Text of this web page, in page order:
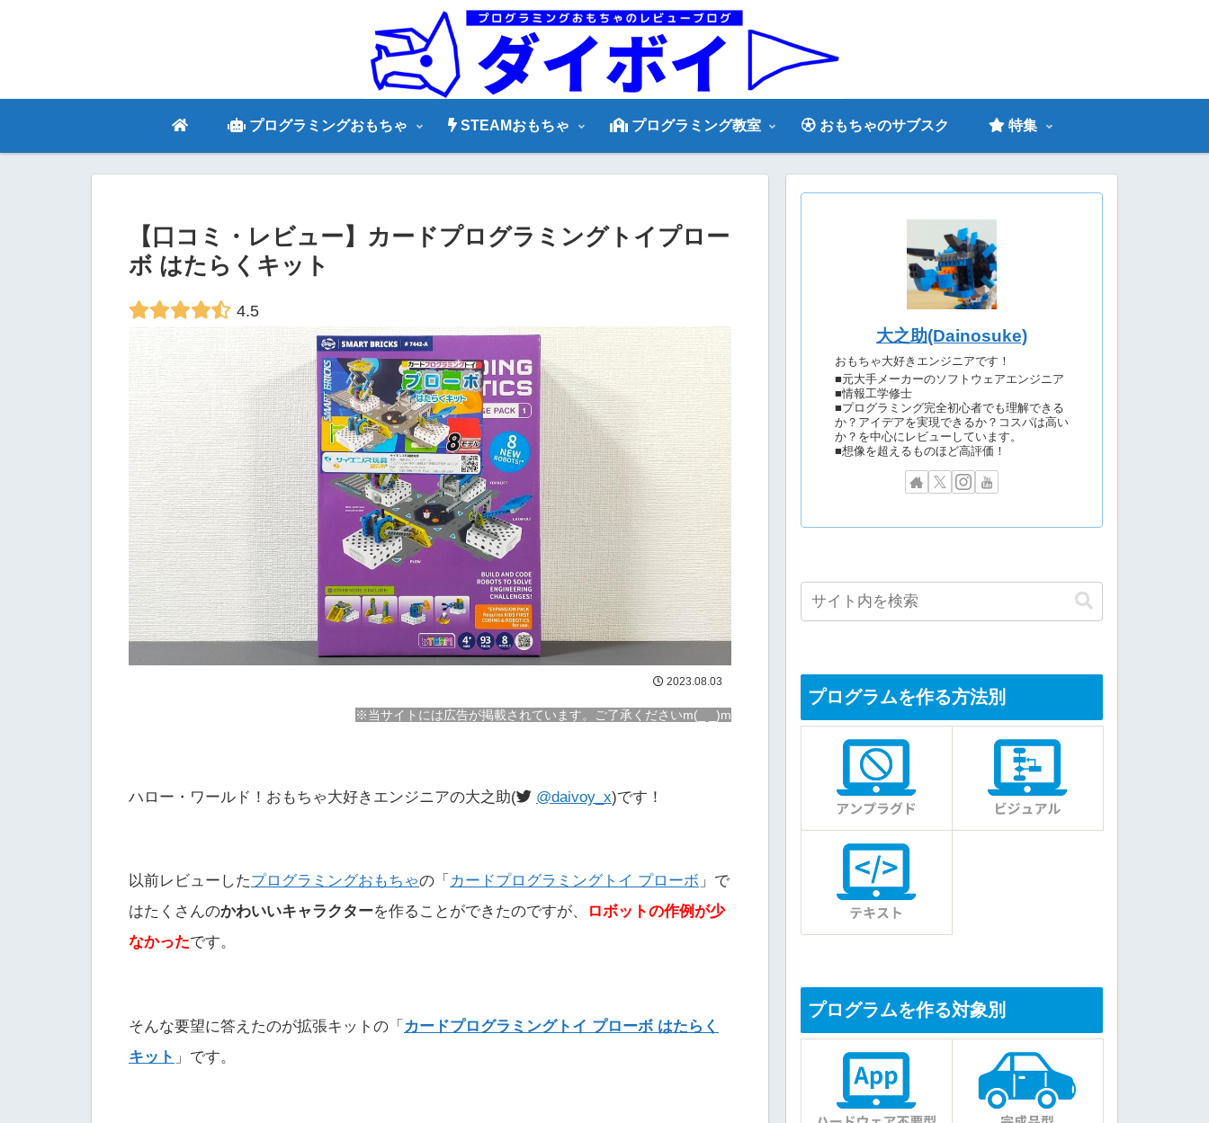
プログラミングおもちゃ STEAMおもちゃ プログラミング教室 おもちゃのサブスク 特集
【口コミ・レビュー】カードプログラミングトイプロー
ボ はたらくキット
4.5
2023.08.03
※当サイトには広告が掲載されています。ご了承くださいm(_ _)m
ハロー・ワールド！おもちゃ大好きエンジニアの大之助( @daivoy_x)です！
以前レビューしたプログラミングおもちゃの「 カードプログラミングトイ プローボ 」で
はたくさんのかわいいキャラクターを作ることができたのですが、
ロボットの作例が少
なかったです。
そんな要望に答えたのが拡張キットの「 カードプログラミングトイ プローボ はたらく
キット 」です。
大之助(Dainosuke)
おもちゃ大好きエンジニアです！
■元大手メーカーのソフトウェアエンジニア
■情報工学修士
■プログラミング完全初心者でも理解できる
か？アイデアを実現できるか？コスパは高い
か？を中心にレビューしています。
■想像を超えるものほど高評価！
プログラムを作る方法別
プログラムを作る対象別